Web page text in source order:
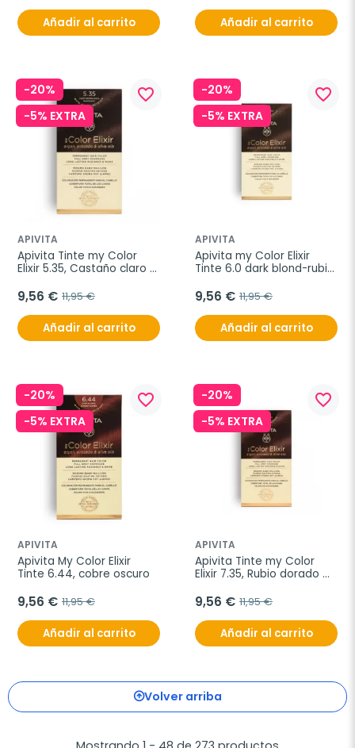
Añadir al carrito Añadir al carrito
-20%
-5% EXTRA
favorite_border
APIVITA
Apivita Tinte my Color
Elixir 5.35, Castaño claro
9,56 € 11,95 €
Añadir al carrito
-20%
-5% EXTRA
favorite_border
APIVITA
Apivita my Color Elixir
Tinte 6.0 dark blond-rubio
9,56 € 11,95 €
Añadir al carrito
-20%
-5% EXTRA
favorite_border
APIVITA
Apivita My Color Elixir
Tinte 6.44, cobre oscuro
9,56 € 11,95 €
Añadir al carrito
-20%
-5% EXTRA
favorite_border
APIVITA
Apivita Tinte my Color
Elixir 7.35, Rubio dorado
9,56 € 11,95 €
Añadir al carrito
Volver arriba